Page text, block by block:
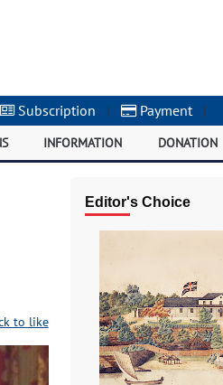
Subscription | Payment |
INFORMATION DONATION
to like
Editor's Choice